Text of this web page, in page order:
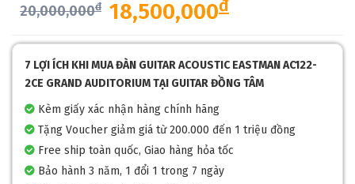
20,000,000đ 18,500,000đ
7 LỢI ÍCH KHI MUA ĐÀN GUITAR ACOUSTIC EASTMAN AC122-
2CE GRAND AUDITORIUM TẠI GUITAR ĐỒNG TÂM
Kèm giấy xác nhận hàng chính hãng
Tặng Voucher giảm giá từ 200.000 đến 1 triệu đồng
Free ship toàn quốc, Giao hàng hỏa tốc
Bảo hành 3 năm, 1 đổi 1 trong 7 ngày